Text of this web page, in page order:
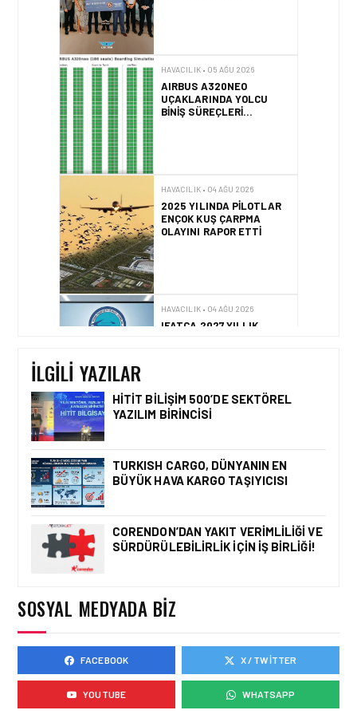
HAVACILIK • 05 AĞU 2026
AIRBUS A320NEO
UÇAKLARINDA YOLCU
BINIŞ SÜREÇLERI
HAVACILIK • 04 AĞU 2026
2025 YILINDA PILOTLAR
ENÇOK KUŞ ÇARPMA
OLAYINI RAPOR ETTI
HAVACILIK • 04 AĞU 2026
IFATCA 2027 YILLIK
SEKTÖREL YAZILIM
BIRINCISI
HAVACILIK • 05 AĞU 2026
ALINIYOR?
HAVACILIK • 05 AĞU 2026
ÇELEBI HAVACILIK
MACARISTAN’DAN
BUDAPEŞTE GÖNÜLLÜ
İLGILI YAZILAR
HITIT BILIŞIM 500’DE SEKTÖREL
YAZILIM BIRINCISI
TURKISH CARGO, DÜNYANIN EN
BÜYÜK HAVA KARGO TAŞIYICISI
CORENDON’DAN YAKIT VERIMLILIĞI VE
SÜRDÜRÜLEBILIRLIK IÇIN İŞ BIRLIĞI!
SOSYAL MEDYADA BIZ
FACEBOOK X / TWITTER
YOUTUBE WHATSAPP